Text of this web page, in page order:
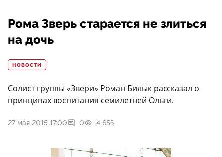
Рома Зверь старается не злиться
на дочь
НОВОСТИ
Солист группы «Звери» Роман Билык рассказал о
принципах воспитания семилетней Ольги.
27 мая 2015 17:00 0 4 656